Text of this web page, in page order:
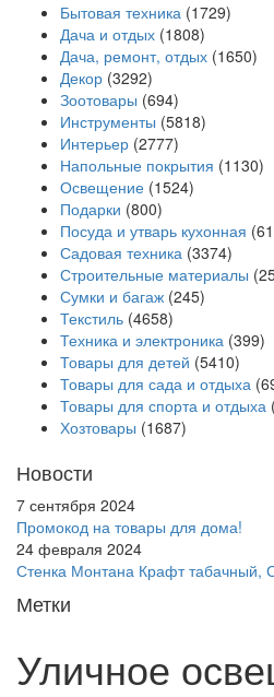
Бытовая техника (1729)
Дача и отдых (1808)
Дача, ремонт, отдых (1650)
Декор (3292)
Зоотовары (694)
Инструменты (5818)
Интерьер (2777)
Напольные покрытия (1130)
Освещение (1524)
Подарки (800)
Посуда и утварь кухонная
Садовая техника (3374)
Строительные материалы
Сумки и багаж (245)
Текстиль (4658)
Техника и электроника (399)
Товары для детей (5410)
Товары для сада и отдыха
Товары для спорта и отдыха
Хозтовары (1687)
Новости
7 сентября 2024
Промокод на товары для дома!
24 февраля 2024
Стенка Монтана Крафт табачный,
Метки
Уличное